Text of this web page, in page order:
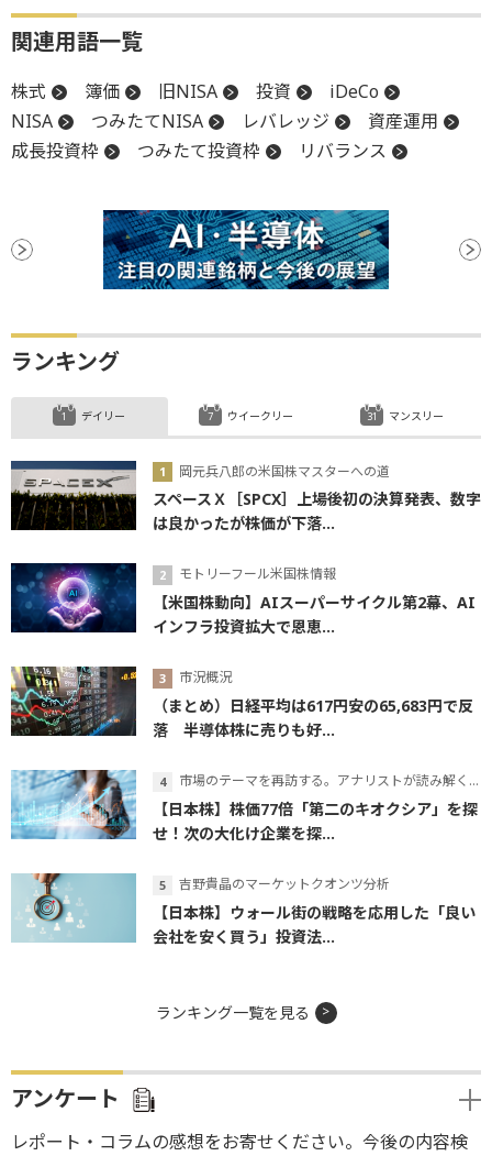
関連用語一覧
株式 簿価 旧NISA 投資
iDeCo
NISA
つみたてNISA レバレッジ
資産運用
成長投資枠
つみたて投資枠 リバランス
ランキング
デイリー
岡元兵八郎の米国株マスターへの道
スペースＸ［SPCX］上場後初の決算発表、数字
は良かったが株価が下落...
モトリーフール米国株情報
【米国株動向】AIスーパーサイクル第2幕、AI
インフラ投資拡大で恩恵...
市況概況
（まとめ）日経平均は617円安の65,683円で反
落 半導体株に売りも好...
市場のテーマを再訪する。アナリストが読み解くテーマの本質
【日本株】株価77倍「第二のキオクシア」を探
せ！次の大化け企業を探...
吉野貴晶のマーケットクオンツ分析
【日本株】ウォール街の戦略を応用した「良い
会社を安く買う」投資法...
ウイークリー マンスリー
ランキング一覧を見る
アンケート
レポート・コラムの感想をお寄せください。今後の内容検